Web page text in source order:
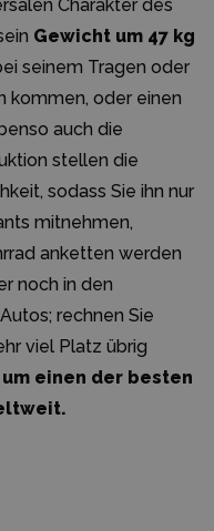
Charakter des
Gewicht um 47 kg
seinem Tragen oder
kommen, oder einen
auch die
stellen die
sodass Sie ihn nur
mitnehmen,
anketten werden
noch in den
rechnen Sie
viel Platz übrig
einen der besten